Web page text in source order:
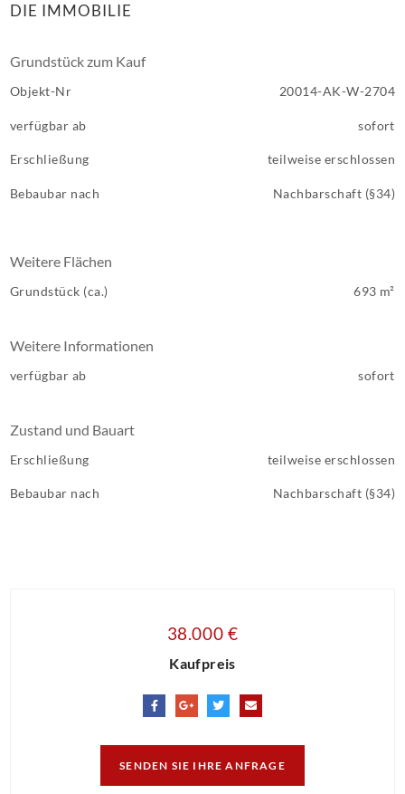
DIE IMMOBILIE
Grundstück zum Kauf
Objekt-Nr 20014-AK-W-2704
verfügbar ab sofort
Erschließung teilweise erschlossen
Bebaubar nach Nachbarschaft (§34)
Weitere Flächen
Grundstück (ca.) 693 m²
Weitere Informationen
verfügbar ab sofort
Zustand und Bauart
Erschließung teilweise erschlossen
Bebaubar nach Nachbarschaft (§34)
38.000 €
Kaufpreis
SENDEN SIE IHRE ANFRAGE